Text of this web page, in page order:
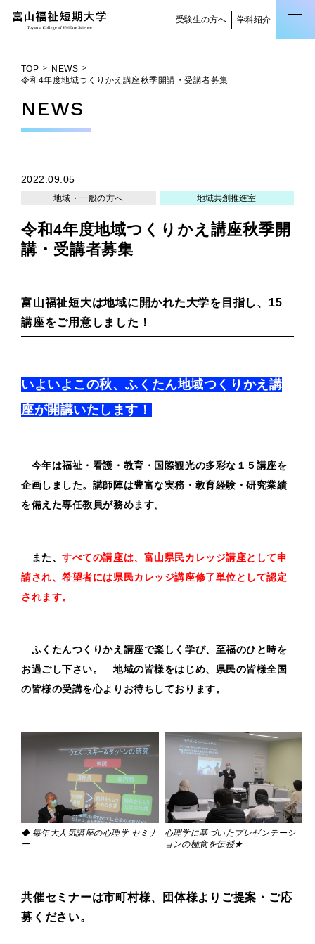
受験生の方へ 学科紹介
TOP
NEWS
令和4年度地域つくりかえ講座秋季開講・受講者募集
NEWS
2022.09.05
地域・一般の方へ 地域共創推進室
令和4年度地域つくりかえ講座秋季開
講・受講者募集
富山福祉短大は地域に開かれた大学を目指し、15
講座をご用意しました！
いよいよこの秋、ふくたん地域つくりかえ講
座が開講いたします！
今年は福祉・看護・教育・国際観光の多彩な１５講座を
企画しました。講師陣は豊富な実務・教育経験・研究業績
を備えた専任教員が務めます。
また、すべての講座は、富山県民カレッジ講座として申
請され、希望者には県民カレッジ講座修了単位として認定
されます。
ふくたんつくりかえ講座で楽しく学び、至福のひと時を
お過ごし下さい。 地域の皆様をはじめ、県民の皆様全国
の皆様の受講を心よりお待ちしております。
◆ 毎年大人気講座の心理学 セミナ
ー
心理学に基づいたプレゼンテーシ
ョンの極意を伝授★
共催セミナーは市町村様、団体様よりご提案・ご応
募ください。